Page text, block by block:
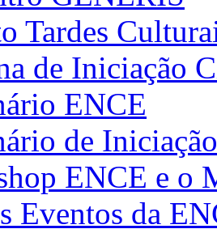
Tardes
de Iniciação
ENCE
de
ENCE e o
Eventos da